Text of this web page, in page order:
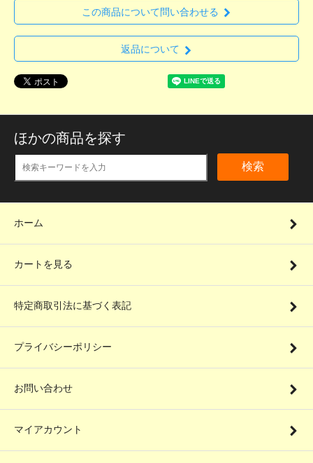
この商品について問い合わせる
返品について
ほかの商品を探す
検索
ホーム
カートを見る
特定商取引法に基づく表記
プライバシーポリシー
お問い合わせ
マイアカウント